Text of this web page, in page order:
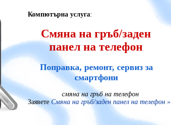
Компютърна услуга:
Смяна на гръб/заден
панел на телефон
Поправка, ремонт, сервиз за
смартфони
смяна на гръб на телефон
ЗаяветеСмяна на гръб/заден панел на телефон »